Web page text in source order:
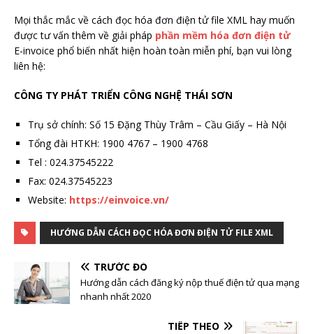
Mọi thắc mắc về cách đọc hóa đơn điện tử file XML hay muốn
được tư vấn thêm về giải pháp phần mềm hóa đơn điện tử
E-invoice phổ biến nhất hiện hoàn toàn miễn phí, bạn vui lòng
liên hệ:
CÔNG TY PHÁT TRIỂN CÔNG NGHỆ THÁI SƠN
Trụ sở chính: Số 15 Đặng Thùy Trâm – Cầu Giấy – Hà Nội
Tổng đài HTKH: 1900 4767 – 1900 4768
Tel : 024.37545222
Fax: 024.37545223
Website: https://einvoice.vn/
HƯỚNG DẪN CÁCH ĐỌC HÓA ĐƠN ĐIỆN TỬ FILE XML
TRƯỚC ĐÓ
Hướng dẫn cách đăng ký nộp thuế điện tử qua mạng
nhanh nhất 2020
TIẾP THEO